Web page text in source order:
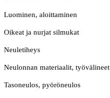
Luominen, aloittaminen
Oikeat ja nurjat silmukat
Neuletiheys
Neulonnan materiaalit, työvälineet
Tasoneulos, pyöröneulos